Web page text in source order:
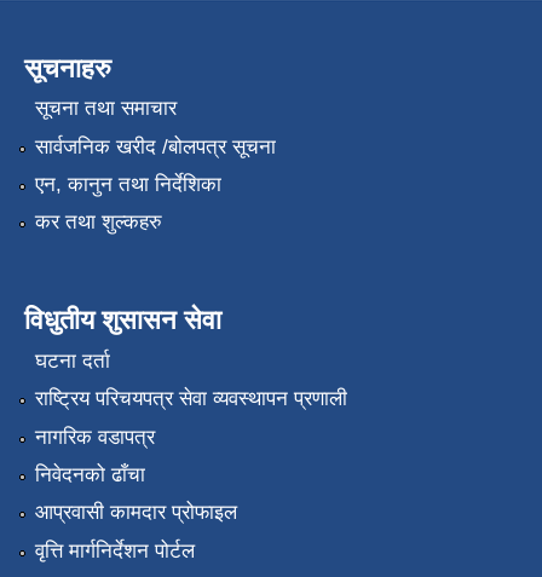
सूचनाहरु
सूचना तथा समाचार
सार्वजनिक खरीद /बोलपत्र सूचना
एन, कानुन तथा निर्देशिका
कर तथा शुल्कहरु
विधुतीय शुसासन सेवा
घटना दर्ता
राष्ट्रिय परिचयपत्र सेवा व्यवस्थापन प्रणाली
नागरिक वडापत्र
निवेदनको ढाँचा
आप्रवासी कामदार प्रोफाइल
वृत्ति मार्गनिर्देशन पोर्टल